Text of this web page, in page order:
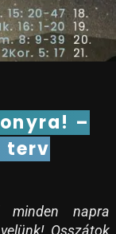
–
terv
napra
Osszátok